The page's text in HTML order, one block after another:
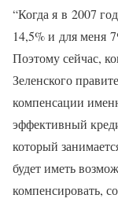
“Когда я в 2007
14,5% и для меня
Поэтому сейчас,
Зеленского
компенсации
эффективный
который
будет иметь
компенсировать,